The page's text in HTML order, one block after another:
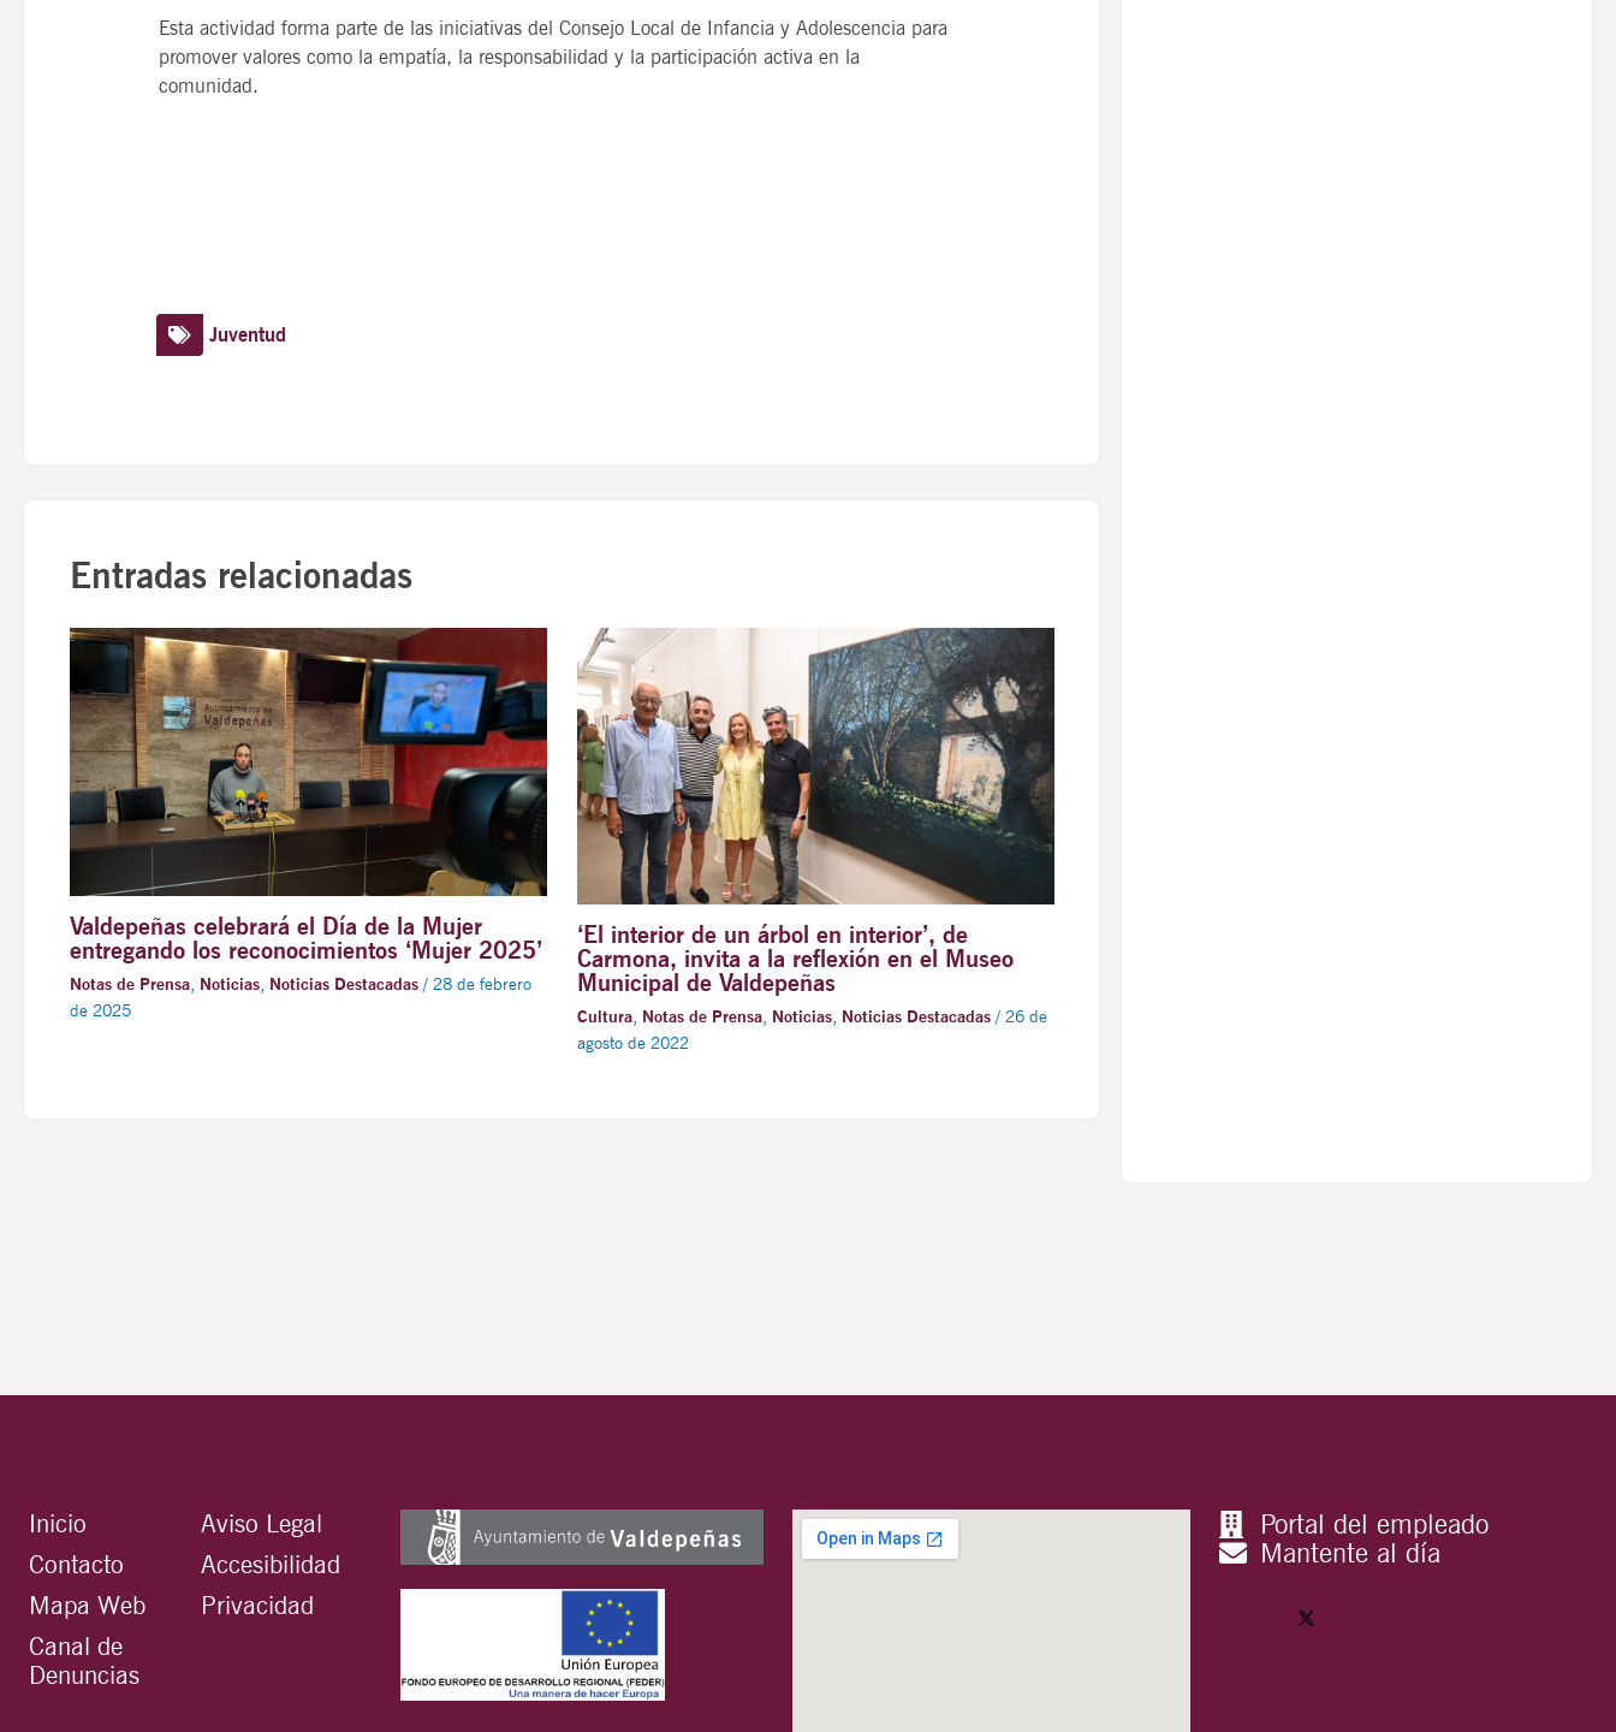
Esta actividad forma parte de las iniciativas del Consejo Local de Infancia y Adolescencia para
promover valores como la empatía, la responsabilidad y la participación activa en la
comunidad.
Juventud
Entradas relacionadas
Valdepeñas celebrará el Día de la Mujer
entregando los reconocimientos ‘Mujer 2025’
Notas de Prensa, Noticias, Noticias Destacadas/ 28 de febrero
de 2025
‘El interior de un árbol en interior’, de
Carmona, invita a la reflexión en el Museo
Municipal de Valdepeñas
Cultura, Notas de Prensa, Noticias, Noticias Destacadas/ 26 de
agosto de 2022
Inicio
Contacto
Mapa Web
Canal de
Denuncias
Aviso Legal
Accesibilidad
Privacidad
Portal del empleado
Mantente al día